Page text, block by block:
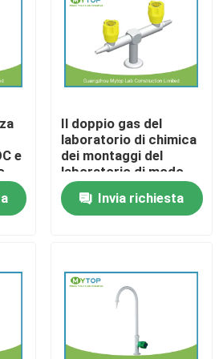
dell'università
dell'ospedale
del metallo
e
Il doppio gas del
laboratorio di chimica
dei montaggi del
laboratorio di modo
spilla il materiale
dell'ottone della
valvola
Invia richiesta